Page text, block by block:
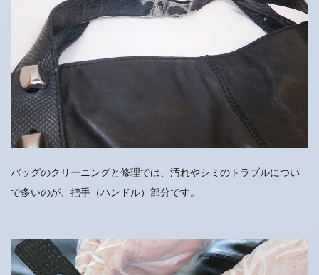
バッグのクリーニングと修理では、汚れやシミのトラブルについ
で多いのが、把手（ハンドル）部分です。